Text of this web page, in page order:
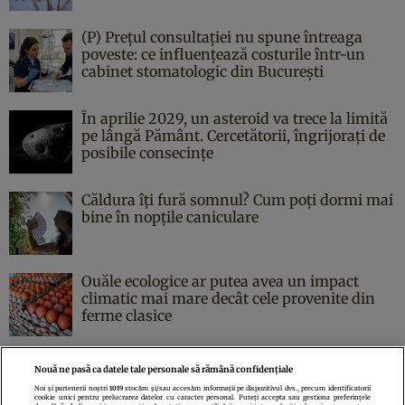
(P) Prețul consultației nu spune întreaga
poveste: ce influențează costurile într-un
cabinet stomatologic din București
În aprilie 2029, un asteroid va trece la limită
pe lângă Pământ. Cercetătorii, îngrijorați de
posibile consecințe
Căldura îți fură somnul? Cum poți dormi mai
bine în nopțile caniculare
Ouăle ecologice ar putea avea un impact
climatic mai mare decât cele provenite din
ferme clasice
Nouă ne pasă ca datele tale personale să rămână confidențiale
Noi și partenerii noștri1019 stocăm și/sau accesăm informații pe dispozitivul dvs., precum identificatorii
cookie unici pentru prelucrarea datelor cu caracter personal. Puteți accepta sau gestiona preferințele